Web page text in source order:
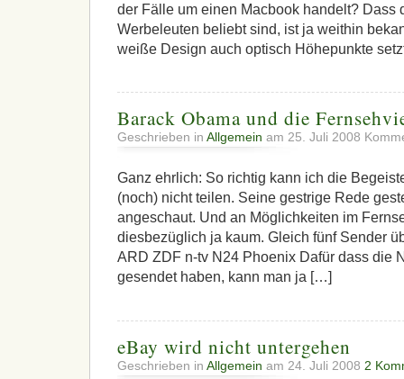
der Fälle um einen Macbook handelt? Dass
Werbeleuten beliebt sind, ist ja weithin
weiße Design auch optisch Höhepunkte
Barack Obama und die
Geschrieben in Allgemein am 25. Juli 2008
Ganz ehrlich: So richtig kann ich die
(noch) nicht teilen. Seine gestrige Rede
angeschaut. Und an Möglichkeiten im
diesbezüglich ja kaum. Gleich fünf Sender
ARD ZDF n-tv N24 Phoenix Dafür dass die
gesendet haben, kann man ja […]
eBay wird nicht untergehen
Geschrieben in Allgemein am 24. Juli 2008 2